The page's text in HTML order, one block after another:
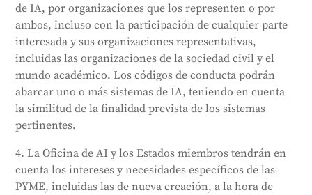
de IA, por organizaciones que los representen o por
ambos, incluso con la participación de cualquier parte
interesada y sus organizaciones representativas,
incluidas las organizaciones de la sociedad civil y el
mundo académico. Los códigos de conducta podrán
abarcar uno o más sistemas de IA, teniendo en cuenta
la similitud de la finalidad prevista de los sistemas
pertinentes.
4. La Oficina de AI y los Estados miembros tendrán en
cuenta los intereses y necesidades específicos de las
PYME, incluidas las de nueva creación, a la hora de